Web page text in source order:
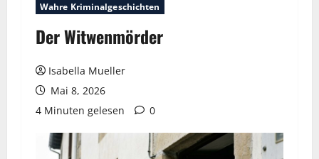
Wahre Kriminalgeschichten
Der Witwenmörder
Isabella Mueller
Mai 8, 2026
4 Minuten gelesen
0